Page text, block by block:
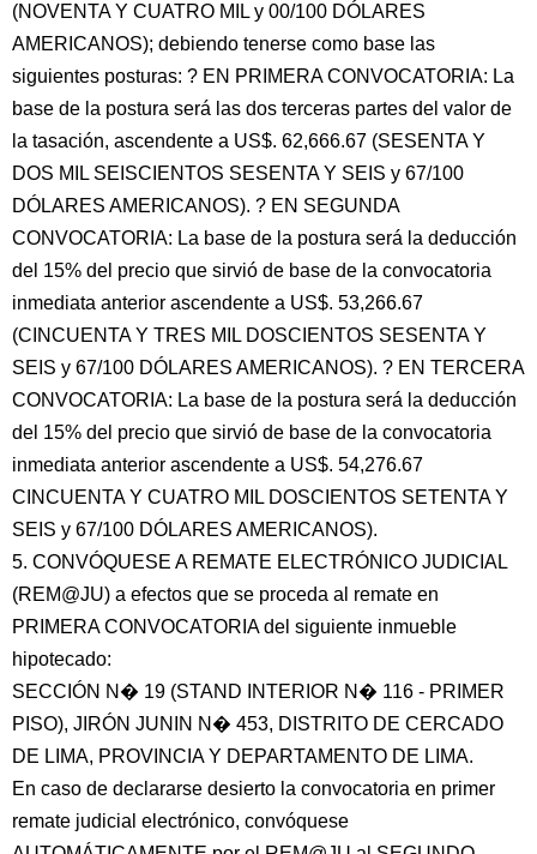
(NOVENTA Y CUATRO MIL y 00/100 DÓLARES
AMERICANOS); debiendo tenerse como base las
siguientes posturas: ? EN PRIMERA CONVOCATORIA: La
base de la postura será las dos terceras partes del valor de
la tasación, ascendente a US$. 62,666.67 (SESENTA Y
DOS MIL SEISCIENTOS SESENTA Y SEIS y 67/100
DÓLARES AMERICANOS). ? EN SEGUNDA
CONVOCATORIA: La base de la postura será la deducción
del 15% del precio que sirvió de base de la convocatoria
inmediata anterior ascendente a US$. 53,266.67
(CINCUENTA Y TRES MIL DOSCIENTOS SESENTA Y
SEIS y 67/100 DÓLARES AMERICANOS). ? EN TERCERA
CONVOCATORIA: La base de la postura será la deducción
del 15% del precio que sirvió de base de la convocatoria
inmediata anterior ascendente a US$. 54,276.67
CINCUENTA Y CUATRO MIL DOSCIENTOS SETENTA Y
SEIS y 67/100 DÓLARES AMERICANOS).
5. CONVÓQUESE A REMATE ELECTRÓNICO JUDICIAL
(REM@JU) a efectos que se proceda al remate en
PRIMERA CONVOCATORIA del siguiente inmueble
hipotecado:
SECCIÓN N� 19 (STAND INTERIOR N� 116 - PRIMER
PISO), JIRÓN JUNIN N� 453, DISTRITO DE CERCADO
DE LIMA, PROVINCIA Y DEPARTAMENTO DE LIMA.
En caso de declararse desierto la convocatoria en primer
remate judicial electrónico, convóquese